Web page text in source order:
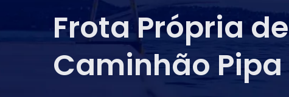
Frota Própria de
Caminhão Pipa